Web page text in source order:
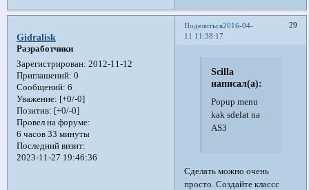
Поделиться 29
2016-04-
11 11:38:17
Gidralisk
Разработчики
Зарегистрирован: 2012-11-12
Приглашений: 0
Сообщений: 6
Уважение: [+0/-0]
Позитив: [+0/-0]
Провел на форуме:
6 часов 33 минуты
Последний визит:
2023-11-27 19:46:36
Scilla
написал(а):
Popup menu
kak sdelat na
AS3
Сделать можно очень
просто. Создайте классс